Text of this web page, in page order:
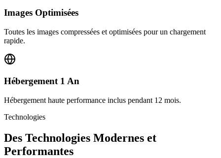
Images Optimisées
Toutes les images compressées et optimisées pour un chargement
rapide.
Hébergement 1 An
Hébergement haute performance inclus pendant 12 mois.
Technologies
Des Technologies Modernes et
Performantes